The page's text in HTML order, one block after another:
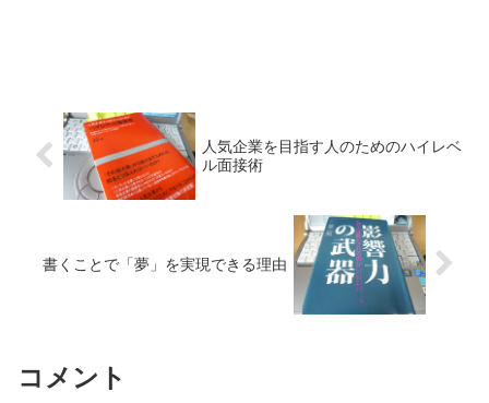
人気企業を目指す人のためのハイレベ
ル面接術
書くことで「夢」を実現できる理由
コメント